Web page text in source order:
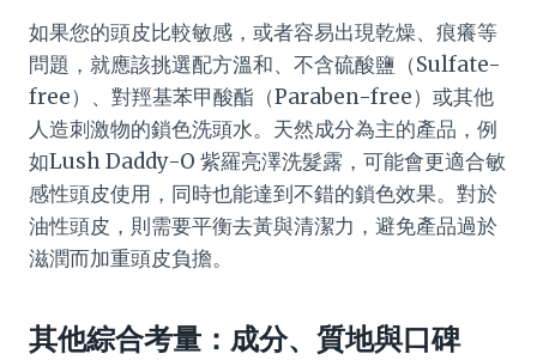
如果您的頭皮比較敏感，或者容易出現乾燥、痕癢等
問題，就應該挑選配方溫和、不含硫酸鹽（Sulfate-
free）、對羥基苯甲酸酯（Paraben-free）或其他
人造刺激物的鎖色洗頭水。天然成分為主的產品，例
如Lush Daddy-O 紫羅亮澤洗髮露，可能會更適合敏
感性頭皮使用，同時也能達到不錯的鎖色效果。對於
油性頭皮，則需要平衡去黃與清潔力，避免產品過於
滋潤而加重頭皮負擔。
其他綜合考量：成分、質地與口碑